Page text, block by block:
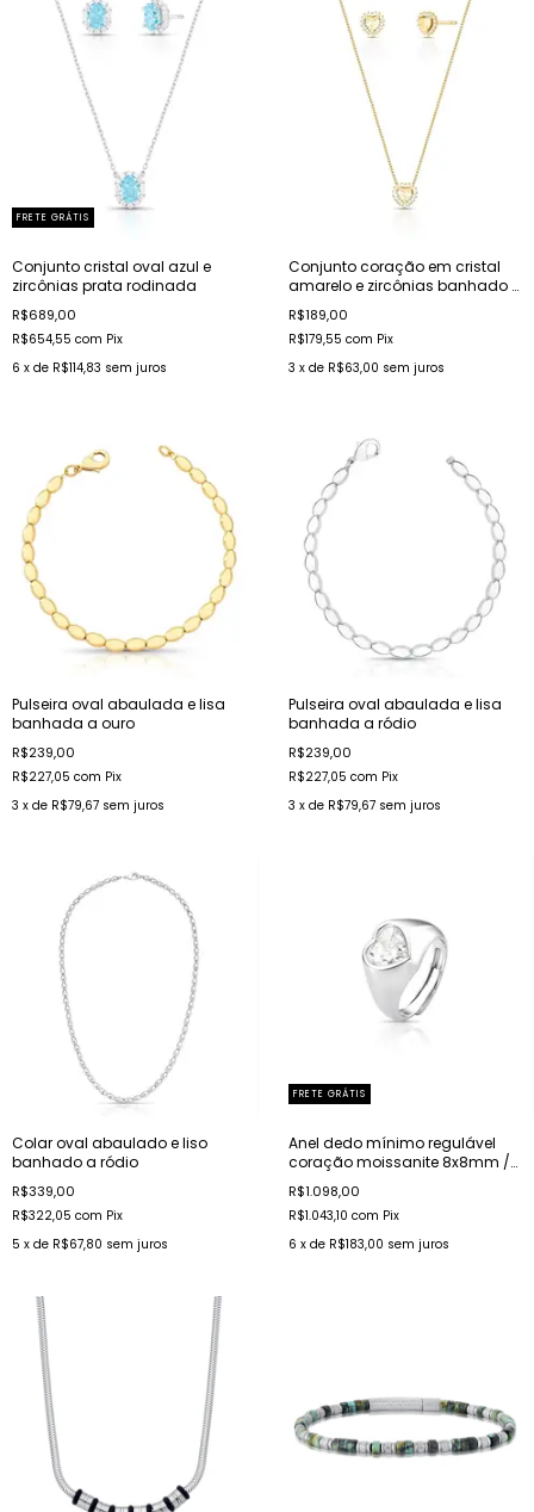
FRETE GRÁTIS
Conjunto cristal oval azul e
zircônias prata rodinada
R$689,00
R$654,55 com Pix
6 x de R$114,83 sem juros
Conjunto coração em cristal
amarelo e zircônias banhado a
ouro
R$189,00
R$179,55 com Pix
3 x de R$63,00 sem juros
Pulseira oval abaulada e lisa
banhada a ouro
R$239,00
R$227,05 com Pix
3 x de R$79,67 sem juros
Pulseira oval abaulada e lisa
banhada a ródio
R$239,00
R$227,05 com Pix
3 x de R$79,67 sem juros
Colar oval abaulado e liso
banhado a ródio
R$339,00
R$322,05 com Pix
5 x de R$67,80 sem juros
FRETE GRÁTIS
Anel dedo mínimo regulável
coração moissanite 8x8mm /
2ct prata rodinada
R$1.098,00
R$1.043,10 com Pix
6 x de R$183,00 sem juros